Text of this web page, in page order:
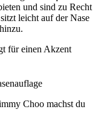
und sind zu Recht
leicht auf der Nase
für einen Akzent
Choo machst du